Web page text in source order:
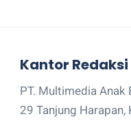
Kantor Redaksi
PT. Multimedia Anak
29 Tanjung